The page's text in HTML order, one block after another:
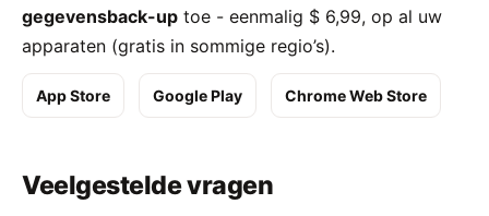
gegevensback-up toe - eenmalig $ 6,99, op al uw
apparaten (gratis in sommige regio’s).
App Store Google Play Chrome Web Store
Veelgestelde vragen